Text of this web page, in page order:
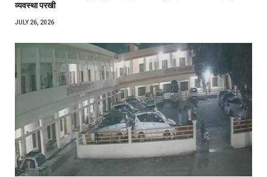
व्यवस्था परखी
JULY 26, 2026